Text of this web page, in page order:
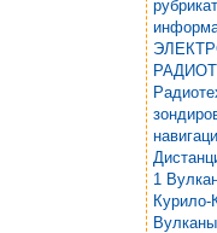
1
Курило-